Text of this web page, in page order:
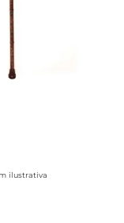
ilustrativa